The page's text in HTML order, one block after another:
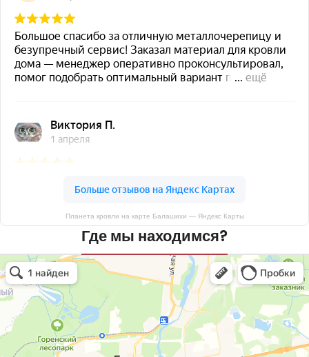
Планета кровли на карте Балашихи — Яндекс Карты
Где мы находимся?
Планета кровли
Кровля и кровельные материалы в Балашихе
Окна в Балашихе